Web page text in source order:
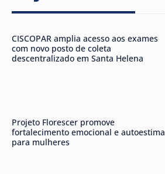
CISCOPAR amplia acesso aos exames
com novo posto de coleta
descentralizado em Santa Helena
Projeto Florescer promove
fortalecimento emocional e autoestima
para mulheres